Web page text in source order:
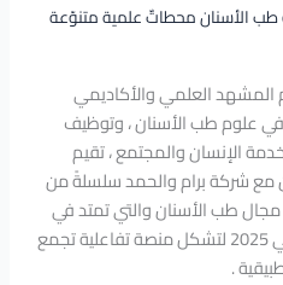
طب الأسنان محطاتٌ علمية متنوّعة
العلمي والأكاديمي
في علوم طب الأسنان ، وتوظيف
الإنسان والمجتمع ، تقيم
مع شركة برام والحمد سلسلةً من
مجال طب الأسنان والتي تمتد في
الفترة ما بين 10 و15 كانون الثاني 2025 لتشكل منصة تفاعلية تجمع
.